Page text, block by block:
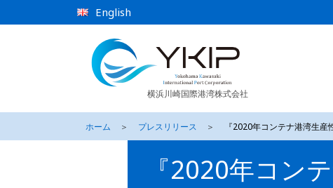
English
横浜川崎国際港湾株式会社
ホーム ＞ プレスリリース ＞ 『2020年コンテナ港湾生産
『2020年コン